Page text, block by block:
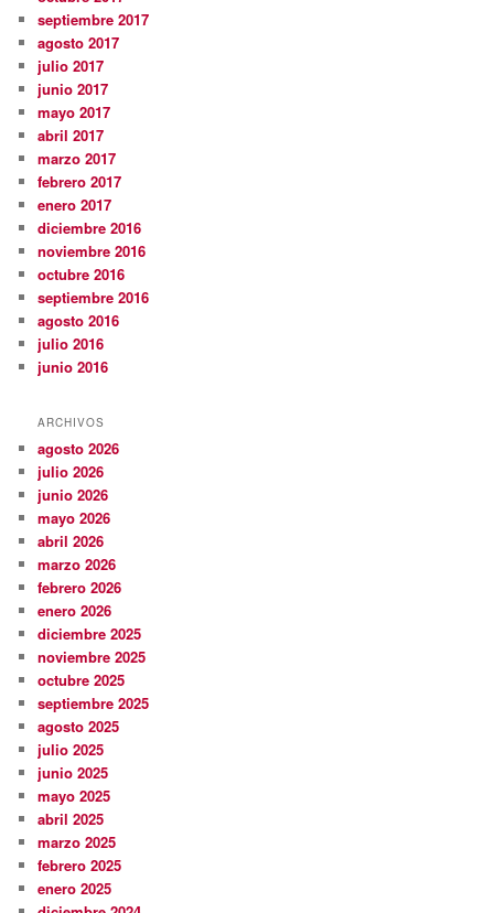
septiembre 2017
agosto 2017
julio 2017
junio 2017
mayo 2017
abril 2017
marzo 2017
febrero 2017
enero 2017
diciembre 2016
noviembre 2016
octubre 2016
septiembre 2016
agosto 2016
julio 2016
junio 2016
ARCHIVOS
agosto 2026
julio 2026
junio 2026
mayo 2026
abril 2026
marzo 2026
febrero 2026
enero 2026
diciembre 2025
noviembre 2025
octubre 2025
septiembre 2025
agosto 2025
julio 2025
junio 2025
mayo 2025
abril 2025
marzo 2025
febrero 2025
enero 2025